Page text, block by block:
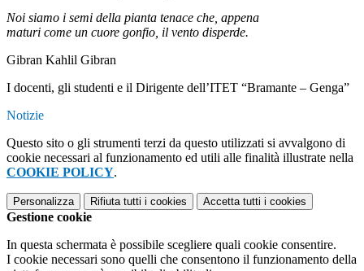
Noi siamo i semi della pianta tenace che, appena
maturi come un cuore gonfio, il vento disperde.
Gibran Kahlil Gibran
I docenti, gli studenti e il Dirigente dell’ITET “Bramante – Genga”
Notizie
Questo sito o gli strumenti terzi da questo utilizzati si avvalgono di
cookie necessari al funzionamento ed utili alle finalità illustrate nella
COOKIE POLICY.
Personalizza Rifiuta tutti i cookies Accetta tutti i cookies
Gestione cookie
In questa schermata è possibile scegliere quali cookie consentire.
I cookie necessari sono quelli che consentono il funzionamento della